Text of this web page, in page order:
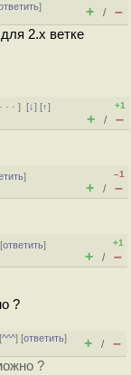
]
+ / –
2.х ветке
· · ·][↓] [↑]
+1
+ / –
]
–1
+ / –
ответить]
+1
+ / –
?
^^^] [ответить]
+ / –
?